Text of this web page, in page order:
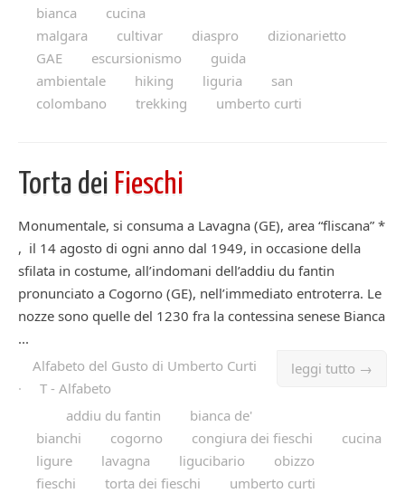
bianca
cucina
malgara
cultivar diaspro
dizionarietto
GAE
escursionismo
guida
ambientale
hiking liguria
san
colombano
trekking umberto curti
Torta dei Fieschi
Monumentale, si consuma a Lavagna (GE), area “fliscana” *
, il 14 agosto di ogni anno dal 1949, in occasione della
sfilata in costume, all’indomani dell’addiu du fantin
pronunciato a Cogorno (GE), nell’immediato entroterra. Le
nozze sono quelle del 1230 fra la contessina senese Bianca
...
leggi tutto →
Alfabeto del Gusto di Umberto Curti
·
T - Alfabeto
addiu du fantin
bianca de'
bianchi
cogorno congiura dei fieschi
cucina
ligure
lavagna ligucibario
obizzo
fieschi
torta dei fieschi umberto curti